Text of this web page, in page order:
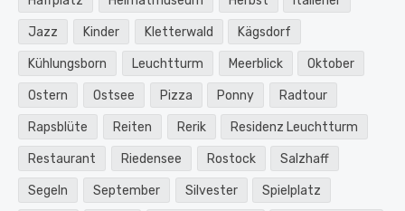
Jazz Kinder Kletterwald Kägsdorf
Kühlungsborn Leuchtturm Meerblick Oktober
Ostern Ostsee Pizza Ponny Radtour
Rapsblüte Reiten Rerik Residenz Leuchtturm
Restaurant Riedensee Rostock Salzhaff
Segeln September Silvester Spielplatz